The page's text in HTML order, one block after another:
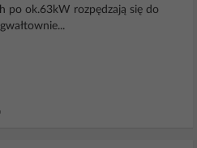
po ok.63kW rozpędzają się do